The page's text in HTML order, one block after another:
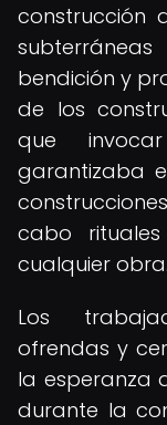
construcción
bendición y
de los
que
garantizaba
cabo
cualquier obra.
Los
ofrendas y
la esperanza
durante la